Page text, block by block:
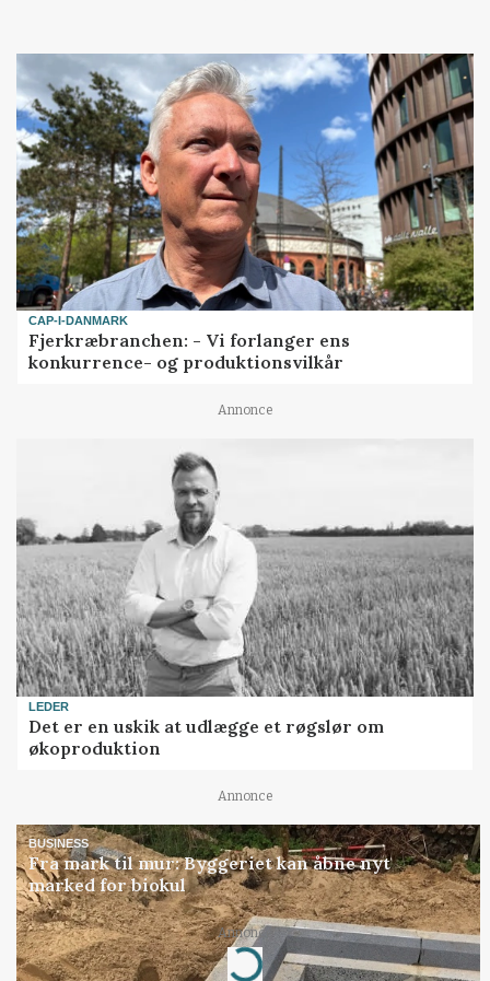
CAP-I-DANMARK
Fjerkræbranchen: - Vi forlanger ens
konkurrence- og produktionsvilkår
Annonce
LEDER
Det er en uskik at udlægge et røgslør om
økoproduktion
Annonce
BUSINESS
Fra mark til mur: Byggeriet kan åbne nyt
marked for biokul
Annonce
Loading...